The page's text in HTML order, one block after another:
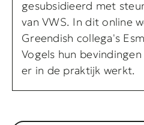
gesubsidieerd met
van VWS. In dit online
Greendish collega's
Vogels hun
er in de praktijk werkt.